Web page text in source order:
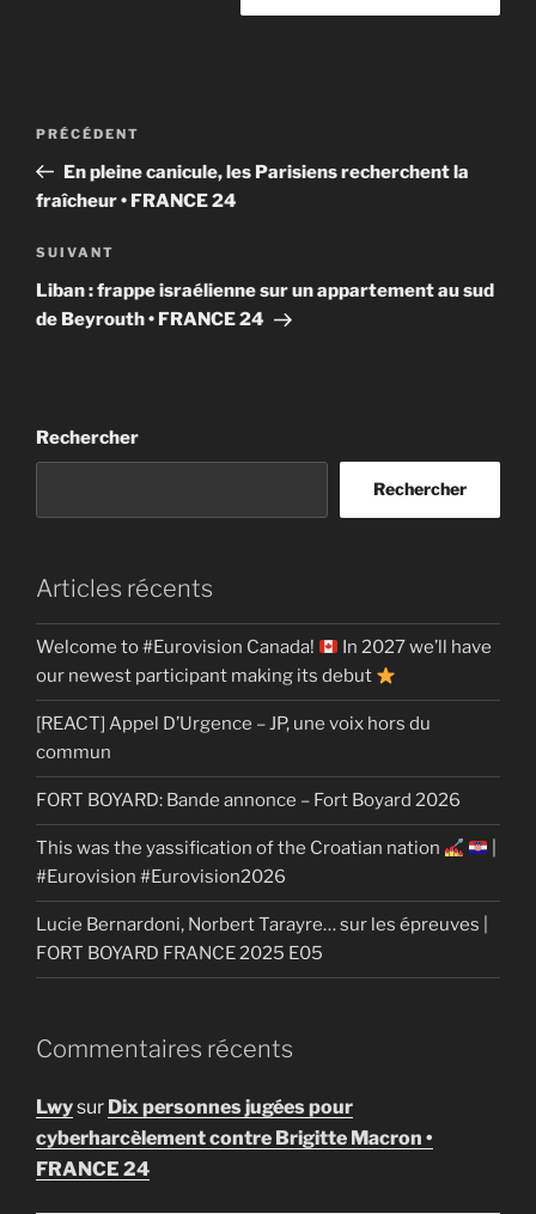
Navigation
l’article
Article
précédent
PRÉCÉDENT
En pleine canicule, les Parisiens recherchent la
fraîcheur • FRANCE 24
Article
suivant
SUIVANT
Liban : frappe israélienne sur un appartement au sud
de Beyrouth • FRANCE 24
Rechercher
Rechercher
Articles récents
Welcome to #Eurovision Canada!
In 2027 we’ll have
our newest participant making its debut
[REACT] Appel D’Urgence – JP, une voix hors du
commun
FORT BOYARD: Bande annonce – Fort Boyard 2026
This was the yassification of the Croatian nation
#Eurovision #Eurovision2026
Lucie Bernardoni, Norbert Tarayre… sur les épreuves |
FORT BOYARD FRANCE 2025 E05
Commentaires récents
Lwysur Dix personnes jugées pour
cyberharcèlement contre Brigitte Macron •
FRANCE 24